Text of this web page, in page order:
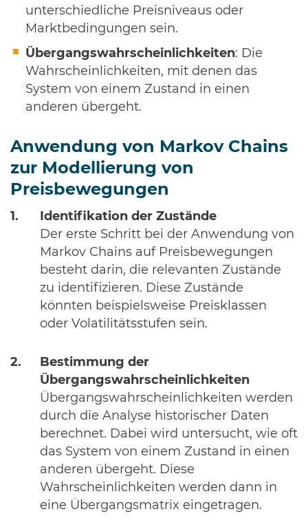
unterschiedliche Preisniveaus oder
Marktbedingungen sein.
Übergangswahrscheinlichkeiten: Die
Wahrscheinlichkeiten, mit denen das
System von einem Zustand in einen
anderen übergeht.
Anwendung von Markov Chains
zur Modellierung von
Preisbewegungen
Identifikation der Zustände
Der erste Schritt bei der Anwendung von
Markov Chains auf Preisbewegungen
besteht darin, die relevanten Zustände
zu identifizieren. Diese Zustände
könnten beispielsweise Preisklassen
oder Volatilitätsstufen sein.
Bestimmung der
Übergangswahrscheinlichkeiten
Übergangswahrscheinlichkeiten werden
durch die Analyse historischer Daten
berechnet. Dabei wird untersucht, wie oft
das System von einem Zustand in einen
anderen übergeht. Diese
Wahrscheinlichkeiten werden dann in
eine Übergangsmatrix eingetragen.